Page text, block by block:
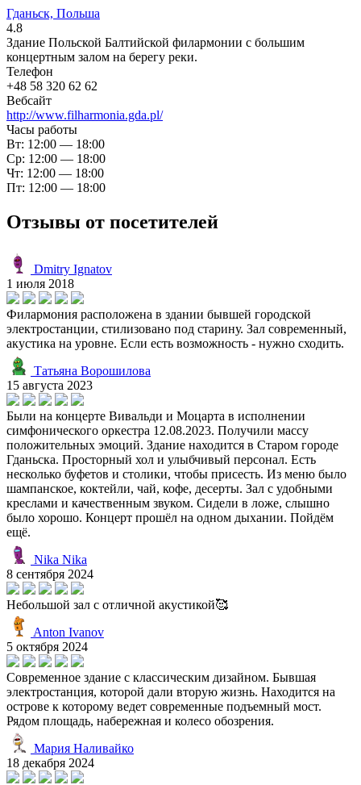
Гданьск, Польша
4.8
Здание Польской Балтийской филармонии с большим
концертным залом на берегу реки.
Телефон
+48 58 320 62 62
Вебсайт
http://www.filharmonia.gda.pl/
Часы работы
Вт: 12:00 — 18:00
Ср: 12:00 — 18:00
Чт: 12:00 — 18:00
Пт: 12:00 — 18:00
Отзывы от посетителей
Dmitry Ignatov
1 июля 2018
Филармония расположена в здании бывшей городской
электростанции, стилизовано под старину. Зал современный,
акустика на уровне. Если есть возможность - нужно сходить.
Татьяна Ворошилова
15 августа 2023
Были на концерте Вивальди и Моцарта в исполнении
симфонического оркестра 12.08.2023. Получили массу
положительных эмоций. Здание находится в Старом городе
Гданьска. Просторный хол и улыбчивый персонал. Есть
несколько буфетов и столики, чтобы присесть. Из меню было
шампанское, коктейли, чай, кофе, десерты. Зал с удобными
креслами и качественным звуком. Сидели в ложе, слышно
было хорошо. Концерт прошёл на одном дыхании. Пойдём
ещё.
Nika Nika
8 сентября 2024
Небольшой зал с отличной акустикой🥰
Anton Ivanov
5 октября 2024
Современное здание с классическим дизайном. Бывшая
электростанция, которой дали вторую жизнь. Находится на
острове к которому ведет современные подъемный мост.
Рядом площадь, набережная и колесо обозрения.
Мария Наливайко
18 декабря 2024